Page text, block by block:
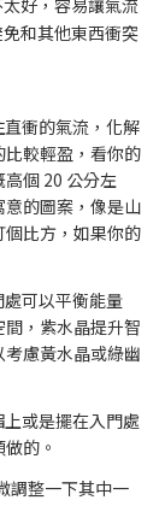
好，容易讓氣流
和其他東西衝突
衝的氣流，化解
較輕盈，看你的
個 20 公分左
的圖案，像是山
比方，如果你的
可以平衡能量
，紫水晶提升智
慮黃水晶或綠幽
或是擺在入門處
的。
調整一下其中一